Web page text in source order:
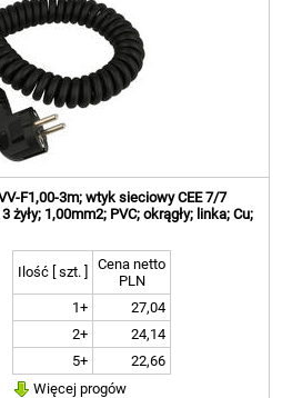
F1,00-3m; wtyk sieciowy CEE 7/7
żyły; 1,00mm2; PVC; okrągły; linka; Cu;
Ilość [ szt. ]
Cena netto
PLN
1+
27,04
2+
24,14
5+
22,66
Więcej progów